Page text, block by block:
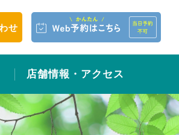
せ
店舗情報・アクセス